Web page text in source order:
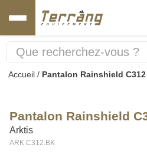
Accueil / Pantalon Rainshield
Pantalon Rainshield
Arktis
ARK.C312.BK